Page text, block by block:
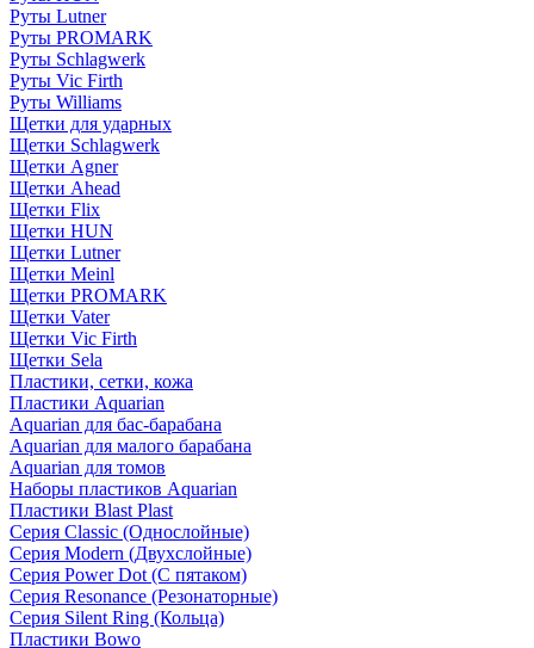
Руты Lutner
Руты PROMARK
Руты Schlagwerk
Руты Vic Firth
Руты Williams
Щетки для ударных
Щетки Schlagwerk
Щетки Agner
Щетки Ahead
Щетки Flix
Щетки HUN
Щетки Lutner
Щетки Meinl
Щетки PROMARK
Щетки Vater
Щетки Vic Firth
Щетки Sela
Пластики, сетки, кожа
Пластики Aquarian
Aquarian для бас-барабана
Aquarian для малого барабана
Aquarian для томов
Наборы пластиков Aquarian
Пластики Blast Plast
Серия Classic (Однослойные)
Серия Modern (Двухслойные)
Серия Power Dot (С пятаком)
Серия Resonance (Резонаторные)
Серия Silent Ring (Кольца)
Пластики Bowo